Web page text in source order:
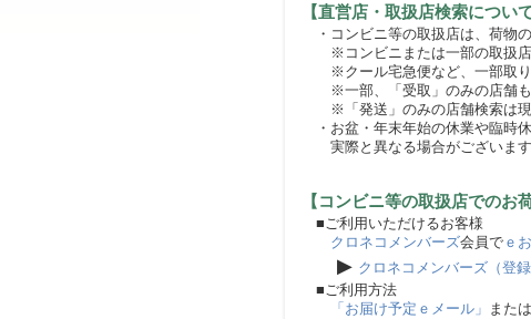
【直営店・取扱店検索について
・コンビニ等の取扱店は、荷物
※コンビニまたは一部の取扱店
※クール宅急便など、一部取り
※一部、「受取」のみの店舗も
※「発送」のみの店舗検索は現
・お盆・年末年始の休業や臨時
実際と異なる場合がございます
【コンビニ等の取扱店での
■ご利用いただけるお客様
クロネコメンバーズ会員で ｅ
▶ クロネコメンバーズ（登録
■ご利用方法
「お届け予定ｅメール」 または